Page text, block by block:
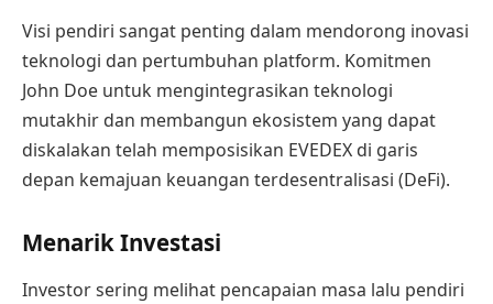
Visi pendiri sangat penting dalam mendorong inovasi
teknologi dan pertumbuhan platform. Komitmen
John Doe untuk mengintegrasikan teknologi
mutakhir dan membangun ekosistem yang dapat
diskalakan telah memposisikan EVEDEX di garis
depan kemajuan keuangan terdesentralisasi (DeFi).
Menarik Investasi
Investor sering melihat pencapaian masa lalu pendiri